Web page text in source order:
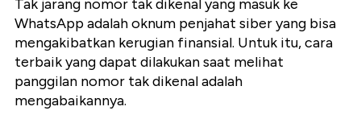
Tak jarang nomor tak dikenal yang masuk ke
WhatsApp adalah oknum penjahat siber yang bisa
mengakibatkan kerugian finansial. Untuk itu, cara
terbaik yang dapat dilakukan saat melihat
panggilan nomor tak dikenal adalah
mengabaikannya.